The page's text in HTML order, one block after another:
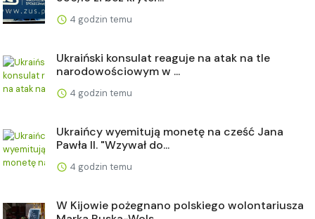
4 godzin temu
Ukraiński konsulat reaguje na atak na tle
narodowościowym w ...
4 godzin temu
Ukraińcy wyemitują monetę na cześć Jana
Pawła II. "Wzywał do...
4 godzin temu
W Kijowie pożegnano polskiego wolontariusza